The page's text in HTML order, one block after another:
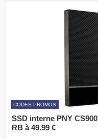
CODES PROMOS
SSD interne PNY
RB à 49.99 €